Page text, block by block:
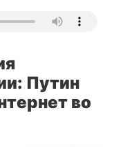
Путин
во